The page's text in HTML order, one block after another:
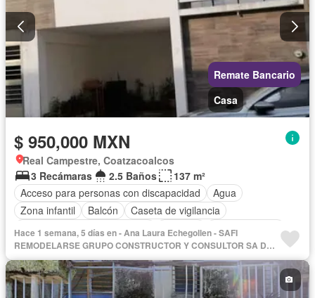
Remate Bancario
Casa
$ 950,000 MXN
Real Campestre, Coatzacoalcos
3 Recámaras
2.5 Baños
137 m²
Acceso para personas con discapacidad
Agua
Zona infantil
Balcón
Caseta de vigilancia
Circuito cerrado de televisión
Cisterna
Cocina integral
Cuarto de servicio
Electricidad
Estacionamiento
Gas natural
Internet Jardín
Recámara con closet
Seguridad
Televisión por cable Wifi Sin amueblar
Hace 1 semana, 5 días en - Ana Laura Echegollen - SAFI
REMODELARSE GRUPO CONSTRUCTOR Y CONSULTOR SA DE
CV